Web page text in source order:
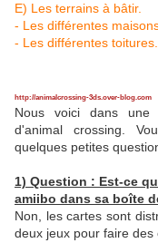
E) Les terrains à bâtir.
- Les différentes
- Les différentes toitures.
http://animalcrossing-3ds.over-blog.com
Nous voici dans une
d'animal crossing.
quelques petites
1) Question : Est-ce
amiibo dans sa boîte
Non, les cartes sont
deux jeux pour faire